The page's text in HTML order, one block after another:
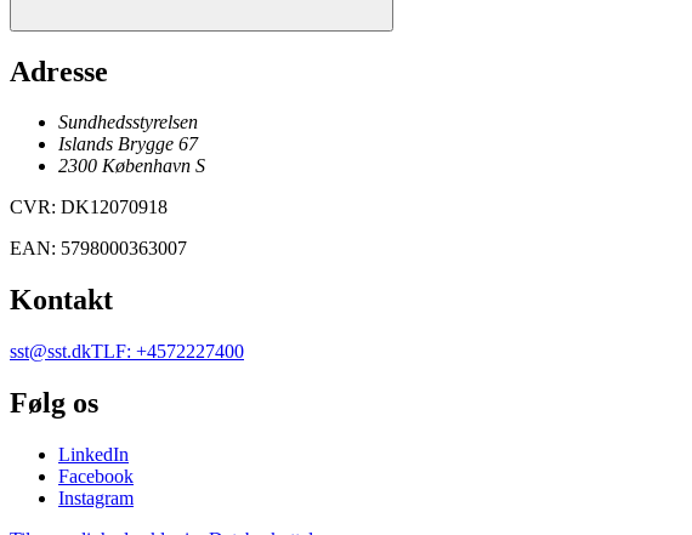
Adresse
Sundhedsstyrelsen
Islands Brygge 67
2300 København S
CVR: DK12070918
EAN: 5798000363007
Kontakt
sst@sst.dkTLF: +4572227400
Følg os
LinkedIn
Facebook
Instagram